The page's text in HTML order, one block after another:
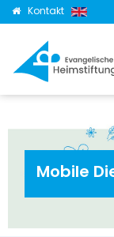
Kontakt
Mobile